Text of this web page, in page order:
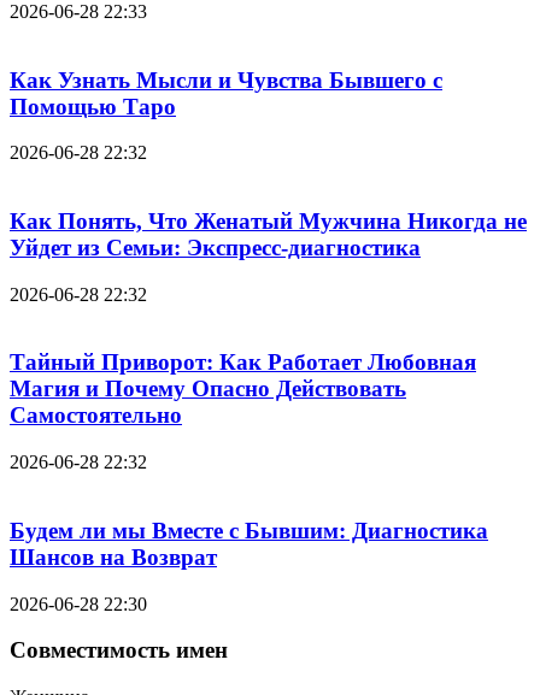
2026-06-28 22:33
Как Узнать Мысли и Чувства Бывшего с
Помощью Таро
2026-06-28 22:32
Как Понять, Что Женатый Мужчина Никогда не
Уйдет из Семьи: Экспресс-диагностика
2026-06-28 22:32
Тайный Приворот: Как Работает Любовная
Магия и Почему Опасно Действовать
Самостоятельно
2026-06-28 22:32
Будем ли мы Вместе с Бывшим: Диагностика
Шансов на Возврат
2026-06-28 22:30
Совместимость имен